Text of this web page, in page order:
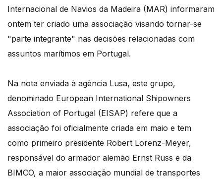
Internacional de Navios da Madeira (MAR) informaram
ontem ter criado uma associação visando tornar-se
"parte integrante" nas decisões relacionadas com
assuntos marítimos em Portugal.
Na nota enviada à agência Lusa, este grupo,
denominado European International Shipowners
Association of Portugal (EISAP) refere que a
associação foi oficialmente criada em maio e tem
como primeiro presidente Robert Lorenz-Meyer,
responsável do armador alemão Ernst Russ e da
BIMCO, a maior associação mundial de transportes